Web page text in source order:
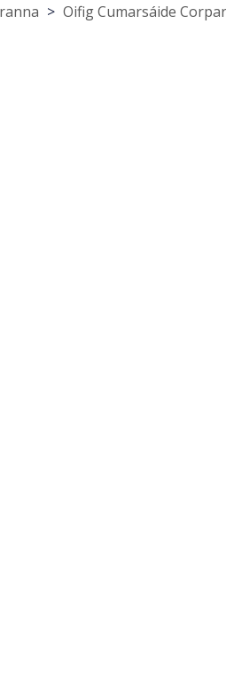
Oifig Cumarsáide